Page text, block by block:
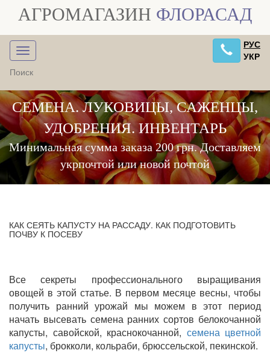
АГРОМАГАЗИН ФЛОРАСАД
РУС
УКР
СЕМЕНА. ЛУКОВИЦЫ, САЖЕНЦЫ,
УДОБРЕНИЯ. ИНВЕНТАРЬ
Минимальная сумма заказа 200 грн. Доставляем
укрпочтой или новой почтой
КАК СЕЯТЬ КАПУСТУ НА РАССАДУ. КАК ПОДГОТОВИТЬ
ПОЧВУ К ПОСЕВУ
Все секреты профессионального выращивания
овощей в этой статье. В первом месяце весны, чтобы
получить ранний урожай мы можем в этот период
начать высевать семена ранних сортов белокочанной
капусты, савойской, краснокочанной, семена цветной
капусты, брокколи, кольраби, брюссельской, пекинской.